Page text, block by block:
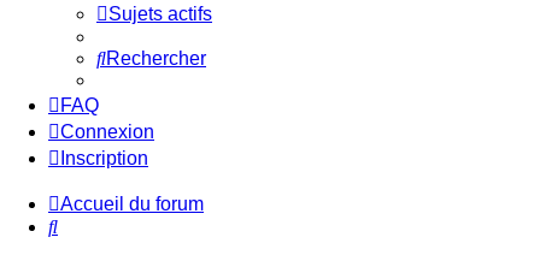
Sujets actifs
Rechercher
FAQ
Connexion
Inscription
Accueil du forum
Rechercher